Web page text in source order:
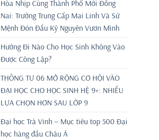
Hòa Nhịp Cùng Thành Phố Mới Đồng
Nai: Trường Trung Cấp Mai Linh Và Sứ
Mệnh Đón Đầu Kỷ Nguyên Vươn Mình
Hướng Đi Nào Cho Học Sinh Không Vào
Được Công Lập?
THÔNG TƯ 06 MỞ RỘNG CƠ HỘI VÀO
ĐẠI HỌC CHO HỌC SINH HỆ 9+: NHIỀU
LỰA CHỌN HƠN SAU LỚP 9
Đại học Trà Vinh – Mục tiêu top 500 Đại
học hàng đầu Châu Á